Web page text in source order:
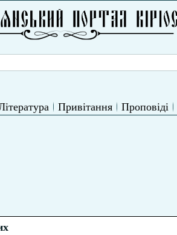
Привітання Проповіді